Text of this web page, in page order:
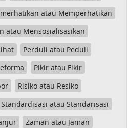
atau Memperhatikan
atau Mensosialisasikan
Perduli atau Peduli
Pikir atau Fikir
Risiko atau Resiko
Standardisasi atau Standarisasi
Zaman atau Jaman